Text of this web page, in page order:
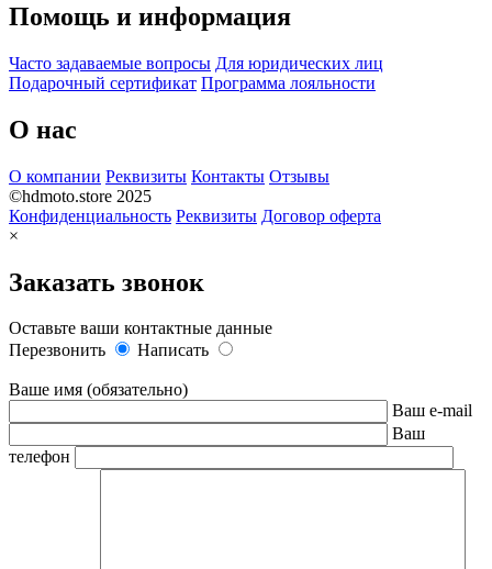
Помощь и информация
Часто задаваемые вопросы Для юридических лиц
Подарочный сертификат Программа лояльности
О нас
О компании Реквизиты Контакты Отзывы
©hdmoto.store 2025
Конфиденциальность Реквизиты Договор оферта
×
Заказать звонок
Оставьте ваши контактные данные
Перезвонить
Написать
Ваше имя (обязательно)
Ваш e-mail
Ваш
телефон